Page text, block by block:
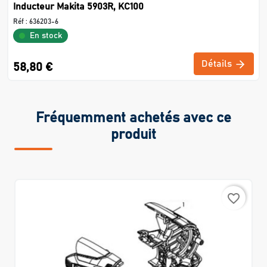
Inducteur Makita 5903R, KC100
Réf : 636203-6
En stock
58,80 € Détails
Fréquemment achetés avec ce
produit
favorite_border